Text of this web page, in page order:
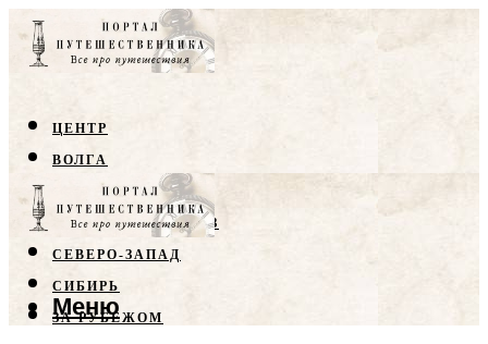
ЦЕНТР
ВОЛГА
КРЫМ
СЕВЕРНЫЙ КАВКАЗ
СЕВЕРО-ЗАПАД
СИБИРЬ
ЗА РУБЕЖОМ
Меню